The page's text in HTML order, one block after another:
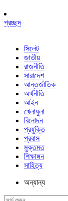
প্রচ্ছদ
সিলেট
জাতীয়
রাজনীতি
সারাদেশ
আন্তর্জাতিক
অর্থনীতি
আইন
খেলাধুলা
বিনোদন
প্রযুক্তি
প্রবাস
মুক্তমত
শিক্ষাঙ্গন
সাহিত্য
অন্যান্য